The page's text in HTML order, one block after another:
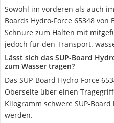
Sowohl im vorderen als auch
Boards Hydro-Force 65348
Schnüre zum Halten mit
jedoch für den Transport.
Lässt sich das SUP-Board
zum Wasser tragen?
Das SUP-Board Hydro-Force
Oberseite über einen
Kilogramm schwere SUP-
werden.